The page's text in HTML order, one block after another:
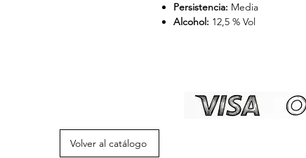
Persistencia: Media
Alcohol: 12,5 % Vol
Volver al catálogo